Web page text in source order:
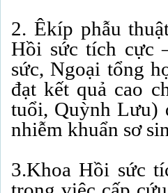
2. Êkíp phẫu
Hồi sức tích cực
sức, Ngoại tổng
đạt kết quả cao
tuổi, Quỳnh Lưu)
nhiễm khuẩn sơ
3.Khoa Hồi sức